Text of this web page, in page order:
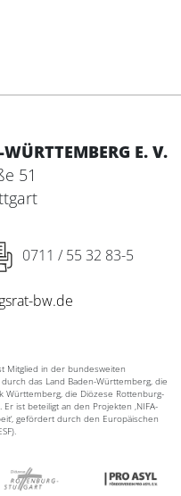
E. V.
51
0711 / 55 32 83-5
bw.de
Mitglied in der bundesweiten
das Land Baden-Württemberg, die
Württemberg, die Diözese Rottenburg-
Er ist beteiligt an den Projekten ‚NIFA-
gefördert durch den Europäischen